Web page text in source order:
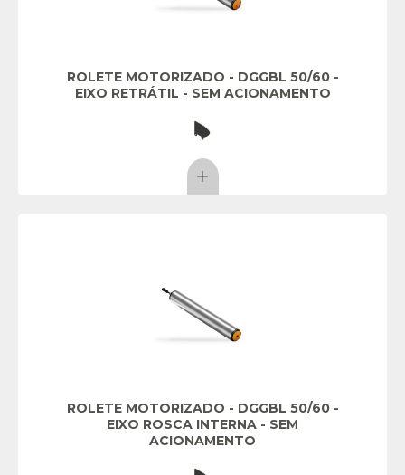
ROLETE MOTORIZADO - DGGBL 50/60 -
EIXO RETRÁTIL - SEM ACIONAMENTO
ROLETE MOTORIZADO - DGGBL 50/60 -
EIXO ROSCA INTERNA - SEM
ACIONAMENTO